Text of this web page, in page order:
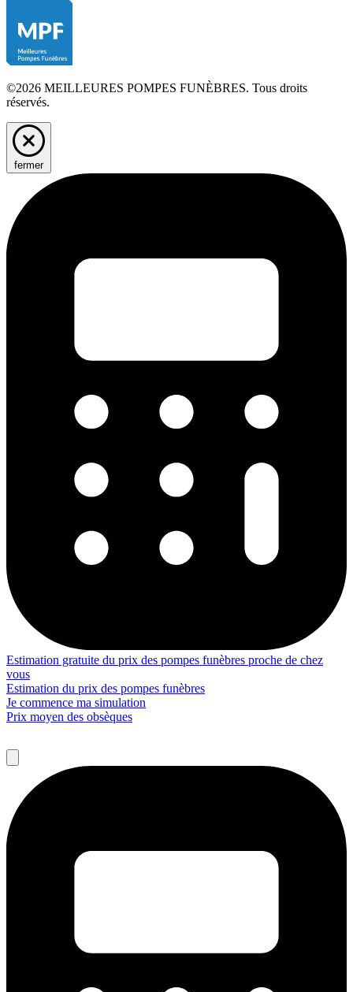
©2026 MEILLEURES POMPES FUNÈBRES. Tous droits
réservés.
fermer
Estimation gratuite du prix des pompes funèbres proche de chez
vous
Estimation du prix des pompes funèbres
Je commence ma simulation
Prix moyen des obsèques